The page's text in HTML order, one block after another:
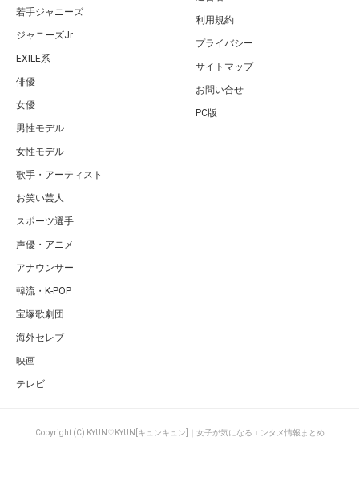
若手ジャニーズ
ジャニーズJr.
EXILE系
俳優
女優
男性モデル
女性モデル
歌手・アーティスト
お笑い芸人
スポーツ選手
声優・アニメ
アナウンサー
韓流・K-POP
宝塚歌劇団
海外セレブ
映画
テレビ
利用規約
プライバシー
サイトマップ
お問い合せ
PC版
Copyright (C) KYUN♡KYUN[キュンキュン]｜女子が気になるエンタメ情報まとめ